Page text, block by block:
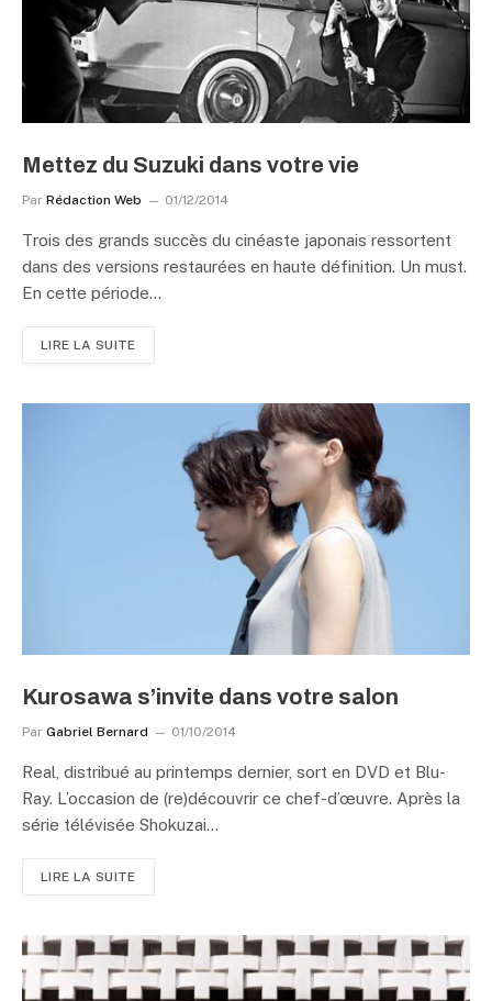
Mettez du Suzuki dans votre vie
Par Rédaction Web 01/12/2014
Trois des grands succès du cinéaste japonais ressortent
dans des versions restaurées en haute définition. Un must.
En cette période…
LIRE LA SUITE
Kurosawa s’invite dans votre salon
Par Gabriel Bernard 01/10/2014
Real, distribué au printemps dernier, sort en DVD et Blu-
Ray. L’occasion de (re)découvrir ce chef-d’œuvre. Après la
série télévisée Shokuzai…
LIRE LA SUITE